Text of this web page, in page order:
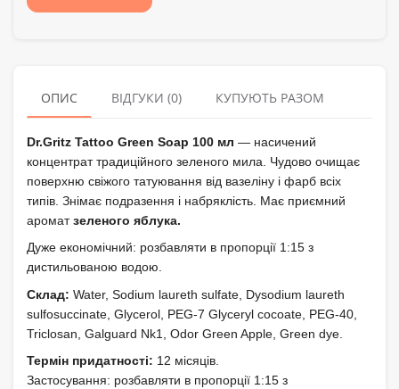
ОПИС ВІДГУКИ (0) КУПУЮТЬ РАЗОМ
Dr.Gritz Tattoo Green Soap 100 мл — насичений
концентрат традиційного зеленого мила. Чудово очищає
поверхню свіжого татуювання від вазеліну і фарб всіх
типів. Знімає подразення і набряклість. Має приємний
ароматзеленого яблука.
Дуже економічний: розбавляти в пропорції 1:15 з
дистильованою водою.
Склад: Water, Sodium laureth sulfate, Dysodium laureth
sulfosuccinate, Glycerol, PEG-7 Glyceryl cocoate, PEG-40,
Triclosan, Galguard Nk1, Odor Green Apple, Green dye.
Термін придатності: 12 місяців.
Застосування: розбавляти в пропорції 1:15 з